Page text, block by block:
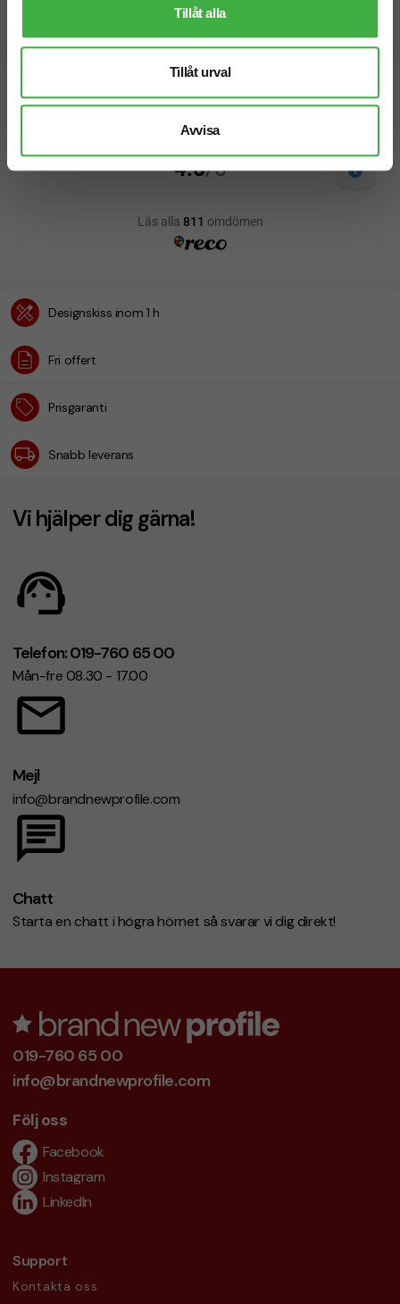
Tillåt alla
Tillåt urval
Avvisa
Snabbare leverans? Kontakta oss.
Designskiss inom 1 h
Fri offert
Prisgaranti
Snabb leverans
Vi hjälper dig gärna!
Telefon: 019-760 65 00
Mån-fre 08.30 - 17.00
Mejl
info@brandnewprofile.com
Chatt
Starta en chatt i högra hörnet så svarar vi dig direkt!
019-760 65 00
info@brandnewprofile.com
Följ oss
Facebook
Instagram
LinkedIn
Support
Kontakta oss